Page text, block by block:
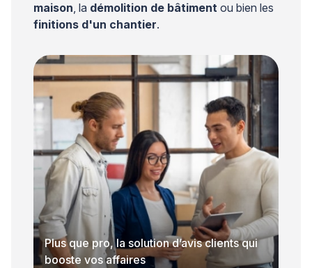
maison, la démolition de bâtiment ou bien les
finitions d'un chantier.
Plus que pro, la solution d’avis clients qui
booste vos affaires